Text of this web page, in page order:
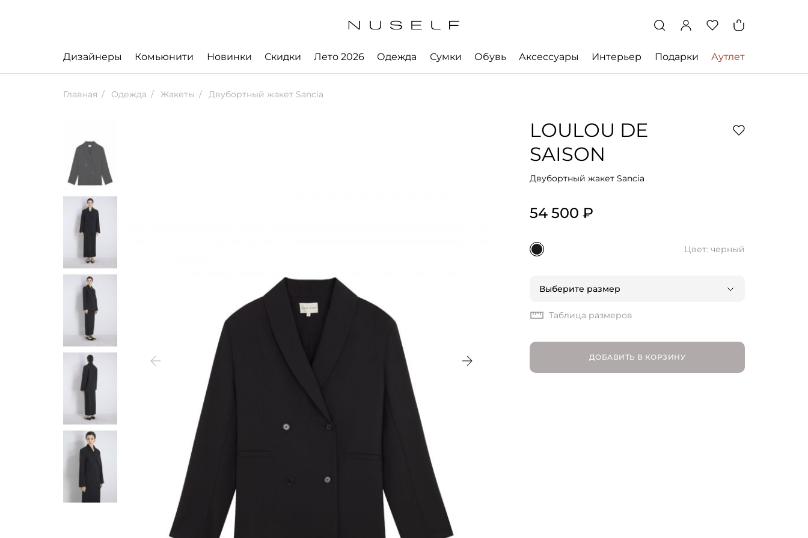
Дизайнеры Комьюнити Новинки Скидки Лето 2026 Одежда Сумки Обувь Аксессуары Интерьер Подарки Аутлет
Главная Одежда Жакеты Двубортный жакет Sancia
LOULOU DE
SAISON
Двубортный жакет Sancia
54 500 ₽
Цвет: черный
Выберите размер
XS | RU 42
S | RU 44
Таблица размеров
ДОБАВИТЬ В КОРЗИНУ